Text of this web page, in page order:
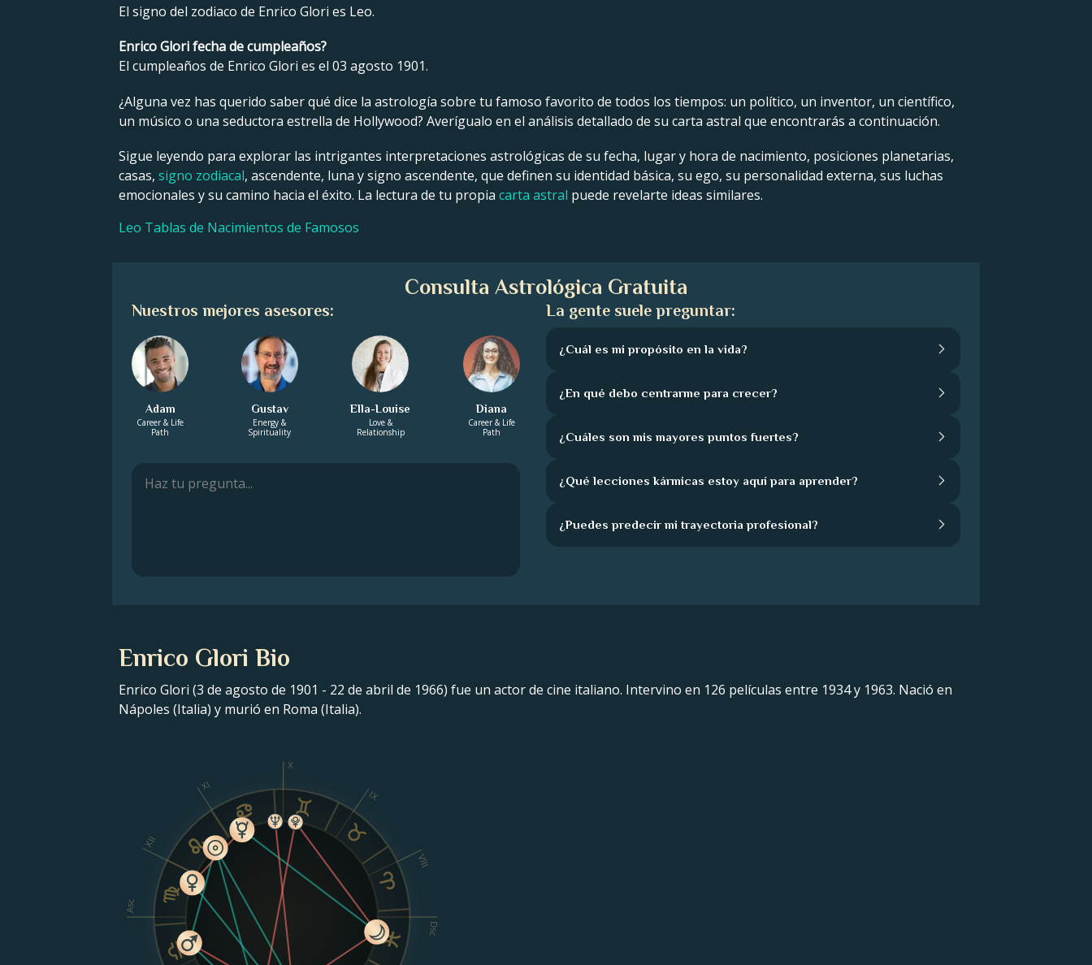
El signo del zodiaco de Enrico Glori es Leo.
Enrico Glori fecha de cumpleaños?
El cumpleaños de Enrico Glori es el 03 agosto 1901.
¿Alguna vez has querido saber qué dice la astrología sobre tu famoso favorito de todos los tiempos: un político, un inventor, un científico,
un músico o una seductora estrella de Hollywood? Averígualo en el análisis detallado de su carta astral que encontrarás a continuación.
Sigue leyendo para explorar las intrigantes interpretaciones astrológicas de su fecha, lugar y hora de nacimiento, posiciones planetarias,
casas, signo zodiacal, ascendente, luna y signo ascendente, que definen su identidad básica, su ego, su personalidad externa, sus luchas
emocionales y su camino hacia el éxito. La lectura de tu propia carta astral puede revelarte ideas similares.
Leo Tablas de Nacimientos de Famosos
Consulta Astrológica Gratuita
Nuestros mejores asesores:
Adam
Career & Life
Path
Gustav
Energy &
Spirituality
Ella-Louise
Love &
Relationship
Diana
Career & Life
Path
La gente suele preguntar:
¿Cuál es mi propósito en la vida?
¿En qué debo centrarme para crecer?
¿Cuáles son mis mayores puntos fuertes?
¿Qué lecciones kármicas estoy aquí para aprender?
¿Puedes predecir mi trayectoria profesional?
Enrico Glori Bio
Enrico Glori (3 de agosto de 1901 - 22 de abril de 1966) fue un actor de cine italiano. Intervino en 126 películas entre 1934 y 1963. Nació en
Nápoles (Italia) y murió en Roma (Italia).
Asc
Dsc
VIII
IX
X
XI
XII